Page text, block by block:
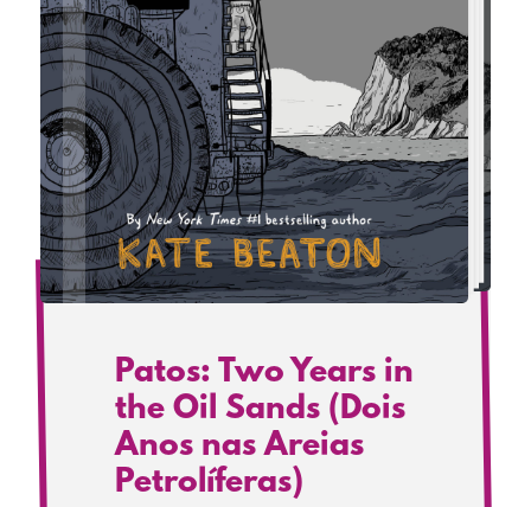
Patos: Two Years in
the Oil Sands (Dois
Anos nas Areias
Petrolíferas)